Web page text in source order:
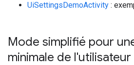
UiSettingsDemoActivity :
Mode simplifié pour
minimale de l'utilisateur